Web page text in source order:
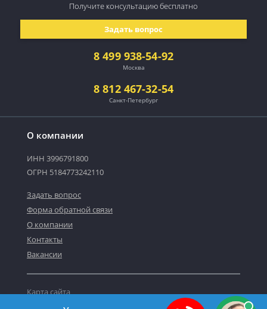
О компании
ИНН 3996791800
ОГРН 5184773242110
Задать вопрос
Форма обратной связи
О компании
Контакты
Вакансии
Карта сайта
Политика персональных данных
8 499 938-54-92
Москва
8 812 467-32-54
Санкт-Петербург
Задать вопрос
Получите консультациюбесплатно